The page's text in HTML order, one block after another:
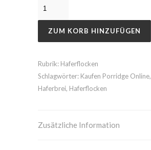
ZUM KORB HINZUFÜGEN
Rubrik: Haferflocken
Schlagwörter: Kaufen Porridge Online,
Haferbrei, Haferflocken
Zusätzliche Information